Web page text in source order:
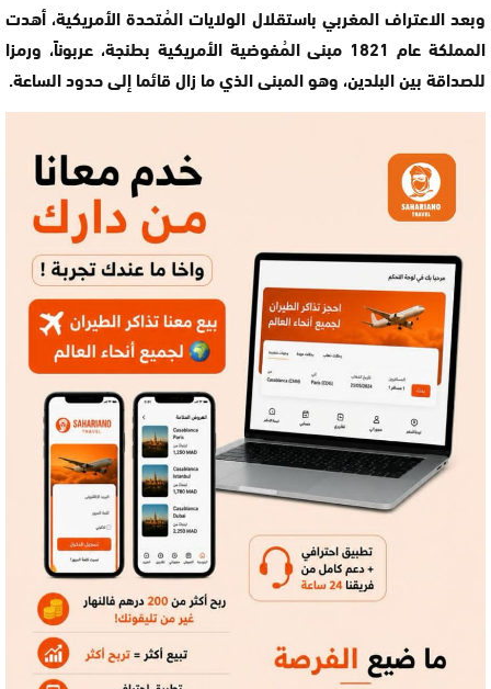
وبعد الاعتراف المغربي باستقلال الولايات المُتحدة الأمريكية، أهدت
المملكة عام 1821 مبنى المُفوضية الأمريكية بطنجة، عربوناً، ورمزا
للصداقة بين البلدين، وهو المبنى الذي ما زال قائما إلى حدود الساعة.